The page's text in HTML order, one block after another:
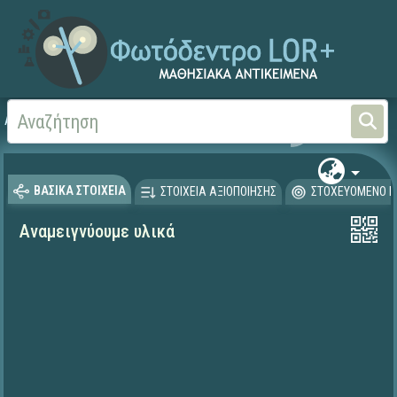
Αρχική Γεωγραφία-Γεωλογία
ΒΑΣΙΚΑ ΣΤΟΙΧΕΙΑ ΣΤΟΙΧΕΙΑ ΑΞΙΟΠΟΙΗΣΗΣ ΣΤΟΧΕΥΟΜΕΝΟ
Αναμειγνύουμε υλικά